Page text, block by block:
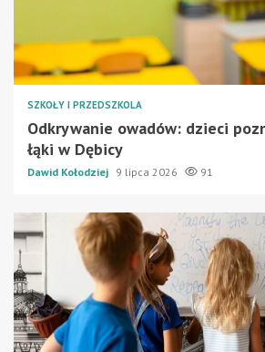
SZKOŁY I PRZEDSZKOLA
Odkrywanie owadów: dzieci
łąki w Dębicy
Dawid Kołodziej 9 lipca 2026 91